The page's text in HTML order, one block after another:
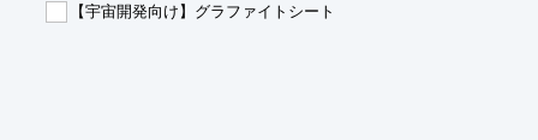
【導入の効果】
【宇宙開発向け】グラファイトシート